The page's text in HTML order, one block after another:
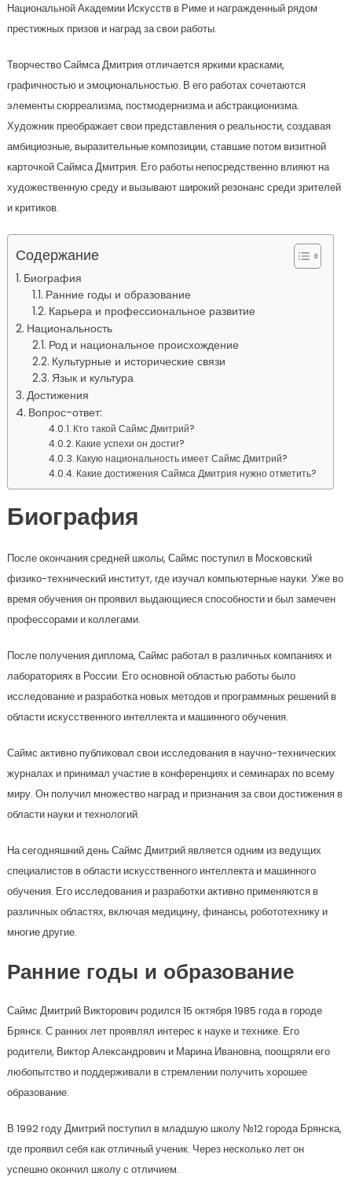
Национальной Академии Искусств в Риме и награжденный рядом
престижных призов и наград за свои работы.
Творчество Саймса Дмитрия отличается яркими красками,
графичностью и эмоциональностью. В его работах сочетаются
элементы сюрреализма, постмодернизма и абстракционизма.
Художник преображает свои представления о реальности, создавая
амбициозные, выразительные композиции, ставшие потом визитной
карточкой Саймса Дмитрия. Его работы непосредственно влияют на
художественную среду и вызывают широкий резонанс среди зрителей
и критиков.
Содержание
Биография
Ранние годы и образование
Карьера и профессиональное развитие
Национальность
Род и национальное происхождение
Культурные и исторические связи
Язык и культура
Достижения
Вопрос-ответ:
Кто такой Саймс Дмитрий?
Какие успехи он достиг?
Какую национальность имеет Саймс Дмитрий?
Какие достижения Саймса Дмитрия нужно отметить?
Биография
После окончания средней школы, Саймс поступил в Московский
физико-технический институт, где изучал компьютерные науки. Уже во
время обучения он проявил выдающиеся способности и был замечен
профессорами и коллегами.
После получения диплома, Саймс работал в различных компаниях и
лабораториях в России. Его основной областью работы было
исследование и разработка новых методов и программных решений в
области искусственного интеллекта и машинного обучения.
Саймс активно публиковал свои исследования в научно-технических
журналах и принимал участие в конференциях и семинарах по всему
миру. Он получил множество наград и признания за свои достижения в
области науки и технологий.
На сегодняшний день Саймс Дмитрий является одним из ведущих
специалистов в области искусственного интеллекта и машинного
обучения. Его исследования и разработки активно применяются в
различных областях, включая медицину, финансы, робототехнику и
многие другие.
Ранние годы и образование
Саймс Дмитрий Викторович родился 15 октября 1985 года в городе
Брянск. С ранних лет проявлял интерес к науке и технике. Его
родители, Виктор Александрович и Марина Ивановна, поощряли его
любопытство и поддерживали в стремлении получить хорошее
образование.
В 1992 году Дмитрий поступил в младшую школу №12 города Брянска,
где проявил себя как отличный ученик. Через несколько лет он
успешно окончил школу с отличием.